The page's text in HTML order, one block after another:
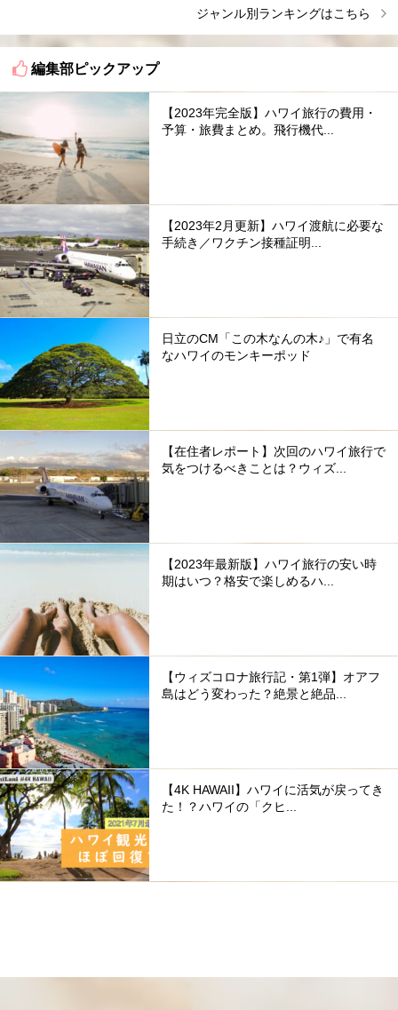
ジャンル別ランキングはこちら
編集部ピックアップ
【2023年完全版】ハワイ旅行の費用・
予算・旅費まとめ。飛行機代...
【2023年2月更新】ハワイ渡航に必要な
手続き／ワクチン接種証明...
日立のCM「この木なんの木♪」で有名
なハワイのモンキーポッド
【在住者レポート】次回のハワイ旅行で
気をつけるべきことは？ウィズ...
【2023年最新版】ハワイ旅行の安い時
期はいつ？格安で楽しめるハ...
【ウィズコロナ旅行記・第1弾】オアフ
島はどう変わった？絶景と絶品...
【4K HAWAII】ハワイに活気が戻ってき
た！？ハワイの「クヒ...